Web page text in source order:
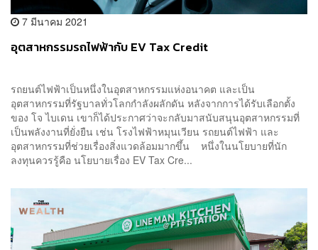
7 มีนาคม 2021
อุตสาหกรรมรถไฟฟ้ากับ EV Tax Credit
รถยนต์ไฟฟ้าเป็นหนึ่งในอุตสาหกรรมแห่งอนาคต และเป็น
อุตสาหกรรมที่รัฐบาลทั่วโลกกำลังผลักดัน หลังจากการได้รับเลือกตั้ง
ของ โจ ไบเดน เขาก็ได้ประกาศว่าจะกลับมาสนับสนุนอุตสาหกรรมที่
เป็นพลังงานที่ยั่งยืน เช่น โรงไฟฟ้าหมุนเวียน รถยนต์ไฟฟ้า และ
อุตสาหกรรมที่ช่วยเรื่องสิ่งแวดล้อมมากขึ้น หนึ่งในนโยบายที่นัก
ลงทุนควรรู้คือ นโยบายเรื่อง EV Tax Cre...